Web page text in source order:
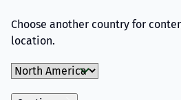
Choose another country for
location.
Choose Market